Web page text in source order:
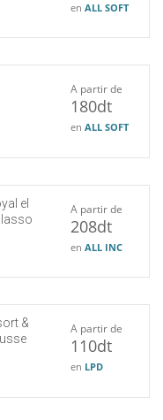
en ALL SOFT
A partir de
180dt
en ALL SOFT
el
A partir de
208dt
en ALL INC
&
A partir de
110dt
en LPD